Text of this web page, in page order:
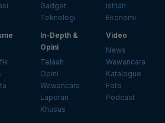
Gadget
Teknologi
Istilah
Ekonomi
In-Depth &
Opini
Telaah
Opini
Wawancara
Laporan
Khusus
Video
News
Wawancara
Katalogue
Foto
Podcast